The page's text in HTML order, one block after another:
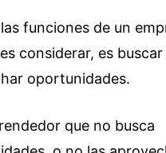
funciones de un
considerar, es
oportunidades.
que no busca